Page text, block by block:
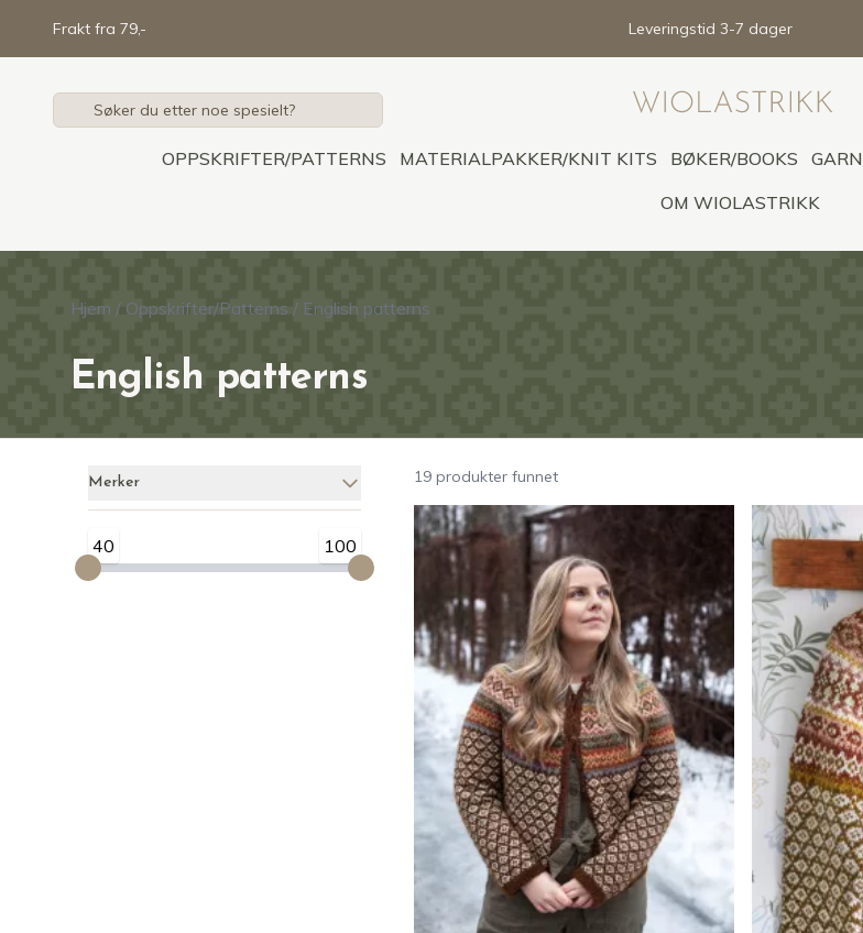
Frakt fra 79,- Leveringstid 3-7 dager
OPPSKRIFTER/PATTERNS MATERIALPAKKER/KNIT KITS BØKER/BOOKS GARN
OM WIOLASTRIKK
Hjem / Oppskrifter/Patterns / English patterns
English patterns
Merker
40 100
19 produkter funnet